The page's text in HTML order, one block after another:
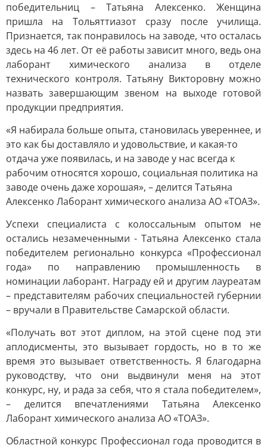
победительниц – Татьяна Алексенко. Женщина
пришла на Тольяттиазот сразу после училища.
Признается, так понравилось на заводе, что осталась
здесь на 46 лет. От её работы зависит много, ведь она
лаборант химического анализа в отделе
технического контроля. Татьяну Викторовну можно
назвать завершающим звеном на выходе готовой
продукции предприятия.
«Я набирала больше опыта, становилась увереннее, и
это как бы доставляло и удовольствие, и какая-то
отдача уже появилась, и на заводе у нас всегда к
рабочим относятся хорошо, социальная политика на
заводе очень даже хорошая», – делится Татьяна
Алексенко Лаборант химического анализа АО «ТОАЗ».
Успехи специалиста с колоссальным опытом не
остались незамеченными - Татьяна Алексенко стала
победителем регионально конкурса «Профессионал
года» по направлению промышленность в
номинации лаборант. Награду ей и другим лауреатам
– представителям рабочих специальностей губернии
– вручали в Правительстве Самарской области.
«Получать вот этот диплом, на этой сцене под эти
аплодисменты, это вызывает гордость, но в то же
время это вызывает ответственность. Я благодарна
руководству, что они выдвинули меня на этот
конкурс, ну, и рада за себя, что я стала победителем»,
– делится впечатлениями Татьяна Алексенко
Лаборант химического анализа АО «ТОАЗ».
Областной конкурс Профессионал года проводится в